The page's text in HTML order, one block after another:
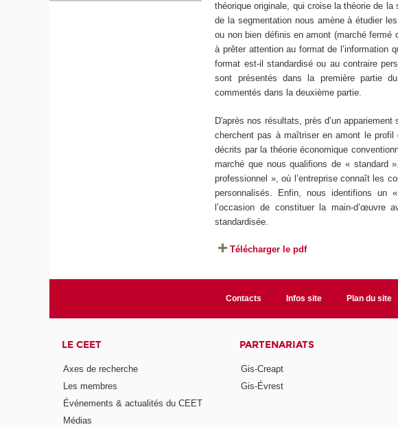
théorique originale, qui croise la théorie de
de la segmentation nous amène à étudier
ou non bien définis en amont (marché fermé
à prêter attention au format de l’information
format est-il standardisé ou au contraire
sont présentés dans la première partie
commentés dans la deuxième partie.
D'après nos résultats, près d’un
cherchent pas à maîtriser en amont le
décrits par la théorie économique
marché que nous qualifions de « standard
professionnel », où l’entreprise connaît les
personnalisés. Enfin, nous identifions un
l’occasion de constituer la main-d’œuvre
standardisée.
Télécharger le pdf
Contacts Infos site Plan du site
LE CEET
Axes de recherche
Les membres
Événements & actualités du CEET
Médias
PARTENARIATS
Gis-Creapt
Gis-Évrest